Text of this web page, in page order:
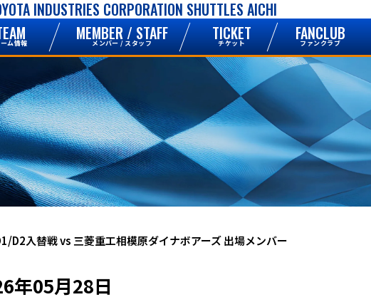
INDUSTRIES CORPORATION SHUTTLES AICHI
ム情報 MEMBER / STAFF
メンバー / スタッフ TICKET
チケット FANCLUB
ファンクラブ
D2入替戦 vs 三菱重工相模原ダイナボアーズ 出場メンバー
年05月28日